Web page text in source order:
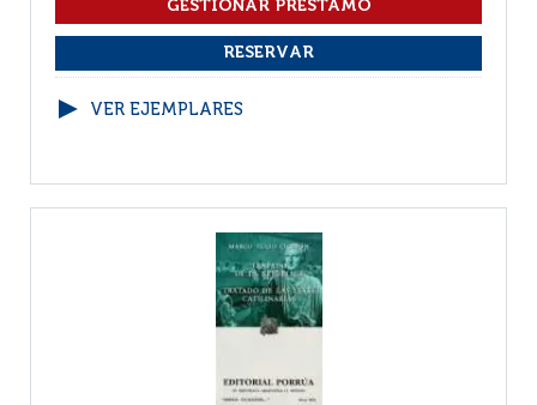
VER EJEMPLARES